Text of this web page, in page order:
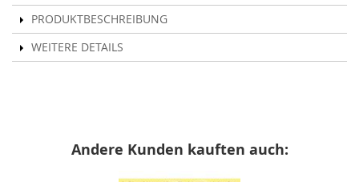
PRODUKTBESCHREIBUNG
WEITERE DETAILS
Andere Kunden kauften auch: